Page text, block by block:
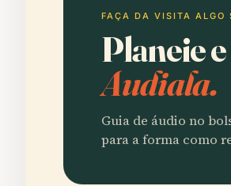
FAÇA DA VISITA ALGO
Planeie
Audiala.
Guia de áudio no
para a forma como